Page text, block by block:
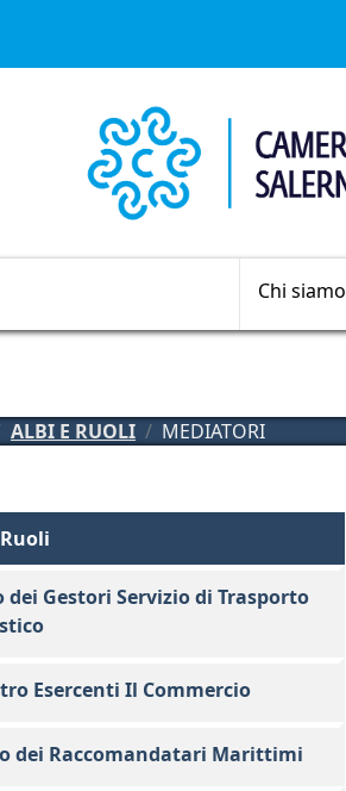
Chi siamo
ALBI E RUOLI MEDIATORI
Ruoli
dei Gestori Servizio di Trasporto
Esercenti Il Commercio
dei Raccomandatari Marittimi